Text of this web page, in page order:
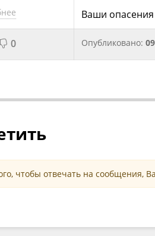
Ваши опасения
0 Опубликовано:
чтобы отвечать на сообщения,